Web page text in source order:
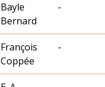
Bayle
Bernard
-
François
Coppée
-